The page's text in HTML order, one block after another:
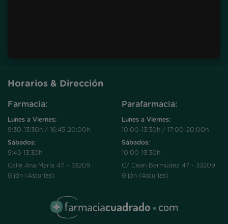
Horarios & Dirección
Farmacia:
Lunes a Viernes:
9:30-13:30h / 16:45-20:00h
Sábados:
9:45-13:30h
Calle Ana María 47 – 33209
Gijón (Asturias)
Parafarmacia:
Lunes a Viernes:
10:00-13:30h / 17:00-20:00h
Sábados:
10:00-13:30h
C/ Cean Bermúdez 47 - 33209
Gijón (Asturias)